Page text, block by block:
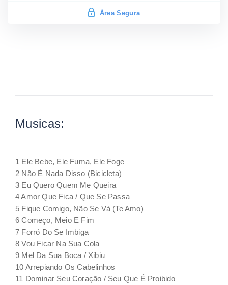
Área Segura
Musicas:
1 Ele Bebe, Ele Fuma, Ele Foge
2 Não É Nada Disso (Bicicleta)
3 Eu Quero Quem Me Queira
4 Amor Que Fica / Que Se Passa
5 Fique Comigo, Não Se Vá (Te Amo)
6 Começo, Meio E Fim
7 Forró Do Se Imbiga
8 Vou Ficar Na Sua Cola
9 Mel Da Sua Boca / Xibiu
10 Arrepiando Os Cabelinhos
11 Dominar Seu Coração / Seu Que É Proibido